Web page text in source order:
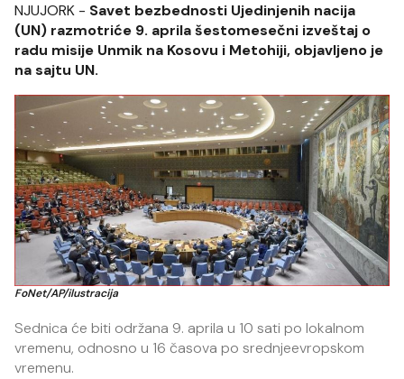
NJUJORK - Savet bezbednosti Ujedinjenih nacija
(UN) razmotriće 9. aprila šestomesečni izveštaj o
radu misije Unmik na Kosovu i Metohiji, objavljeno je
na sajtu UN.
FoNet/AP/ilustracija
Sednica će biti održana 9. aprila u 10 sati po lokalnom
vremenu, odnosno u 16 časova po srednjeevropskom
vremenu.